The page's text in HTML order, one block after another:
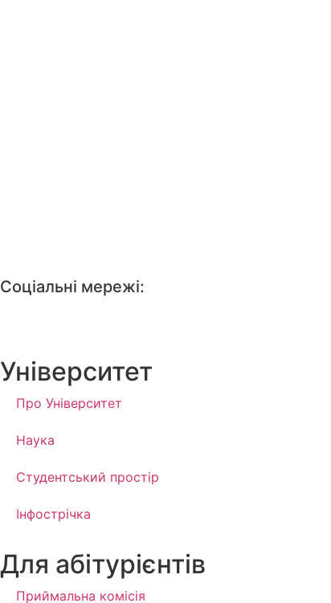
Соціальні мережі:
Університет
Про Університет
Наука
Студентський простір
Інфострічка
Для абітурієнтів
Приймальна комісія